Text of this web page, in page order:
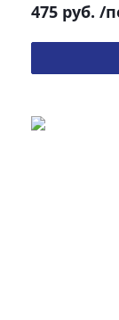
475 руб. /